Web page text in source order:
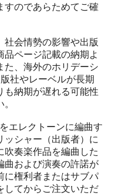
すのであらためてご確
社会情勢の影響や出版
ページ記載の納期よ
た、海外のホリデーシ
社やレーベルが長期
も納期が遅れる可能性
エレクトーンに編曲す
ッシャー（出版者）に
吹奏楽作品を編曲した
曲および演奏の許諾が
に権利者またはサブパ
してからご注文いただ